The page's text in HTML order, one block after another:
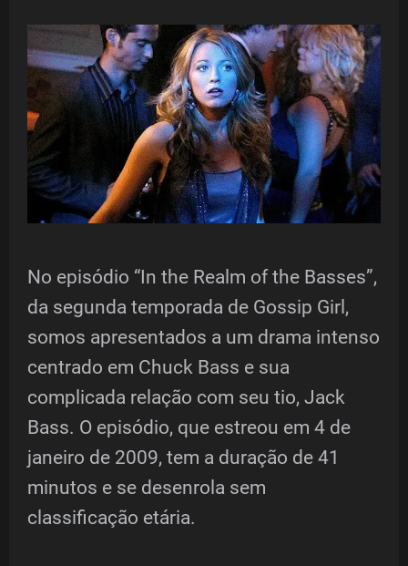
No episódio “In the Realm of the Basses”,
da segunda temporada de Gossip Girl,
somos apresentados a um drama intenso
centrado em Chuck Bass e sua
complicada relação com seu tio, Jack
Bass. O episódio, que estreou em 4 de
janeiro de 2009, tem a duração de 41
minutos e se desenrola sem
classificação etária.